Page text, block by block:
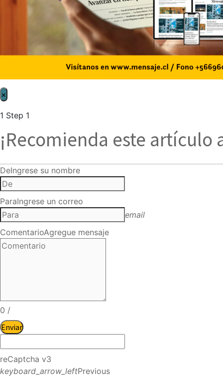
×
1 Step 1
¡Recomienda este artículo
DeIngrese su nombre
ParaIngrese un correo
email
ComentarioAgregue mensaje
0 /
Enviar
reCaptcha v3
keyboard_arrow_leftPrevious